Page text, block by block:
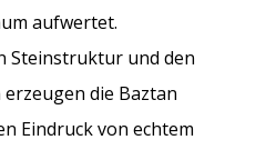
aufwertet.
Steinstruktur und den
die Baztan
Eindruck von echtem